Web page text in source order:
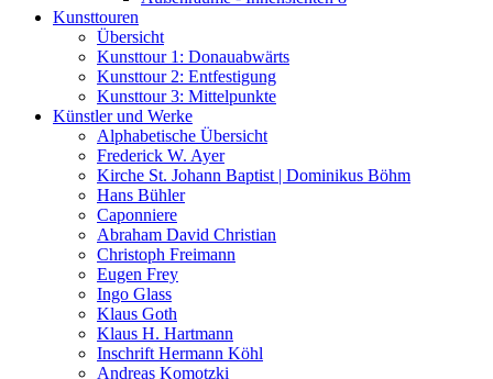
Kunsttouren
Übersicht
Kunsttour 1: Donauabwärts
Kunsttour 2: Entfestigung
Kunsttour 3: Mittelpunkte
Künstler und Werke
Alphabetische Übersicht
Frederick W. Ayer
Kirche St. Johann Baptist | Dominikus Böhm
Hans Bühler
Caponniere
Abraham David Christian
Christoph Freimann
Eugen Frey
Ingo Glass
Klaus Goth
Klaus H. Hartmann
Inschrift Hermann Köhl
Andreas Komotzki